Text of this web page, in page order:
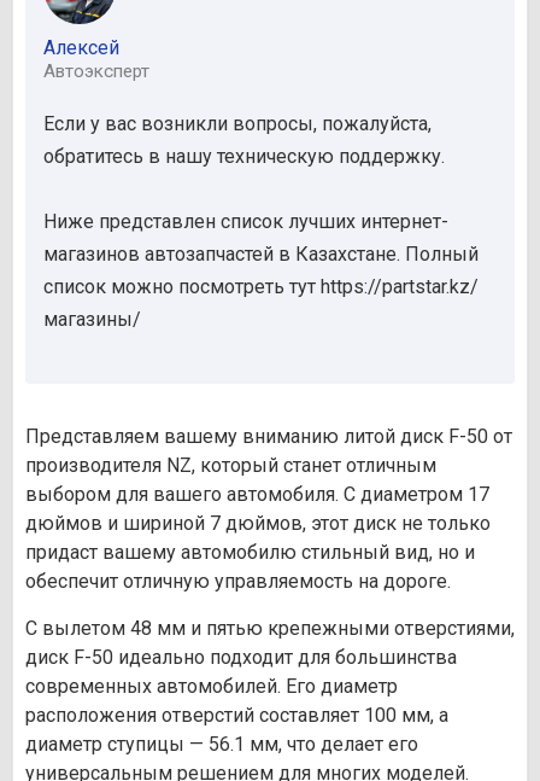
Алексей
Автоэксперт
Если у вас возникли вопросы, пожалуйста,
обратитесь в нашу техническую поддержку.
Ниже представлен список лучших интернет-
магазинов автозапчастей в Казахстане. Полный
список можно посмотреть тут https://partstar.kz/
магазины/
Представляем вашему вниманию литой диск F-50 от
производителя NZ, который станет отличным
выбором для вашего автомобиля. С диаметром 17
дюймов и шириной 7 дюймов, этот диск не только
придаст вашему автомобилю стильный вид, но и
обеспечит отличную управляемость на дороге.
С вылетом 48 мм и пятью крепежными отверстиями,
диск F-50 идеально подходит для большинства
современных автомобилей. Его диаметр
расположения отверстий составляет 100 мм, а
диаметр ступицы — 56.1 мм, что делает его
универсальным решением для многих моделей.